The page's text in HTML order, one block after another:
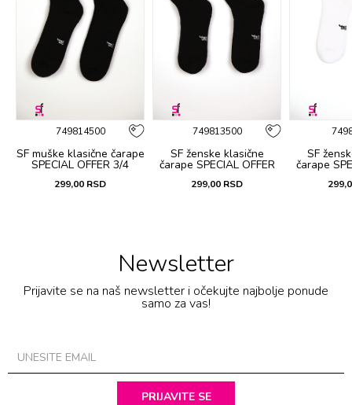
749814500
SF muške klasične čarape
SPECIAL OFFER 3/4
299,00 RSD
749813500
SF ženske klasične
čarape SPECIAL OFFER
3/4 SPORT CORAPI 2/1
299,00 RSD
SF
čarape
3/4
Newsletter
Prijavite se na naš newsletter i očekujte najbolje ponude
samo za vas!
PRIJAVITE SE